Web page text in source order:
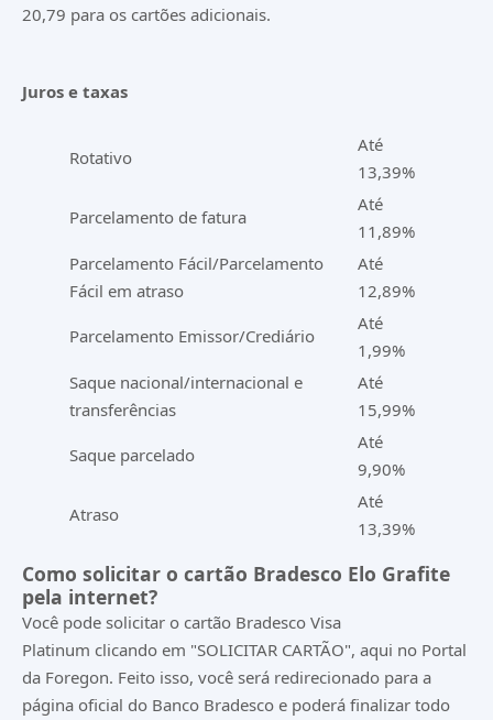
20,79 para os cartões adicionais.
Juros e taxas
Rotativo
Até
13,39%
Parcelamento de fatura
Até
11,89%
Parcelamento Fácil/Parcelamento
Fácil em atraso
Até
12,89%
Parcelamento Emissor/Crediário
Até
1,99%
Saque nacional/internacional e
transferências
Até
15,99%
Saque parcelado
Até
9,90%
Atraso
Até
13,39%
Como solicitar o cartão Bradesco Elo Grafite
pela internet?
Você pode solicitar o cartão Bradesco Visa
Platinum clicando em "SOLICITAR CARTÃO", aqui no Portal
da Foregon. Feito isso, você será redirecionado para a
página oficial do Banco Bradesco e poderá finalizar todo